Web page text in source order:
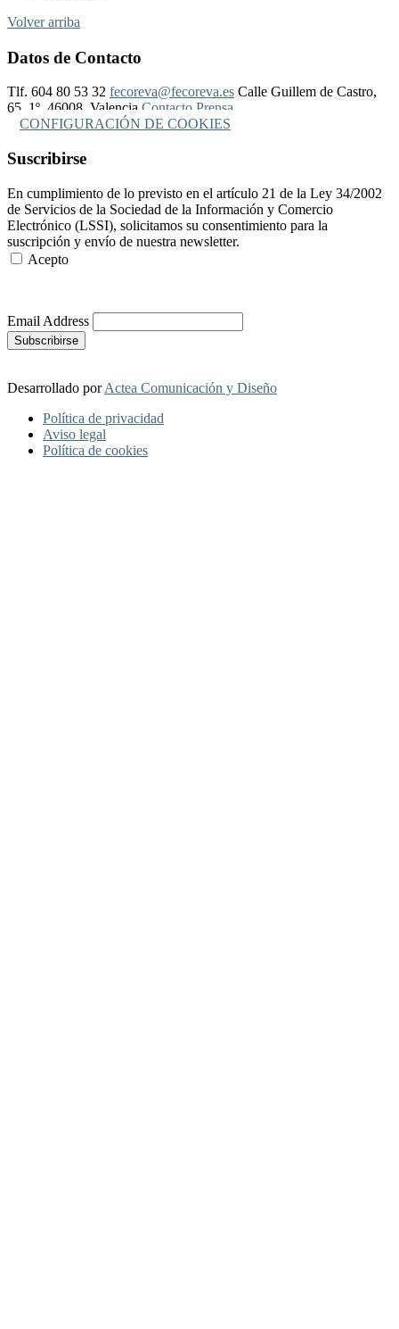
Volver arriba
Datos de Contacto
Tlf. 604 80 53 32 fecoreva@fecoreva.es Calle Guillem de Castro,
65, 1º, 46008, Valencia Contacto Prensa
CONFIGURACIÓN DE COOKIES
Suscribirse
En cumplimiento de lo previsto en el artículo 21 de la Ley 34/2002
de Servicios de la Sociedad de la Información y Comercio
Electrónico (LSSI), solicitamos su consentimiento para la
suscripción y envío de nuestra newsletter.
Acepto
Email Address
Desarrollado porActea Comunicación y Diseño
Política de privacidad
Aviso legal
Política de cookies